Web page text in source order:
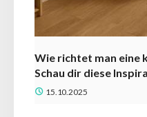
Wie richtet man eine
Schau dir diese
15.10.2025